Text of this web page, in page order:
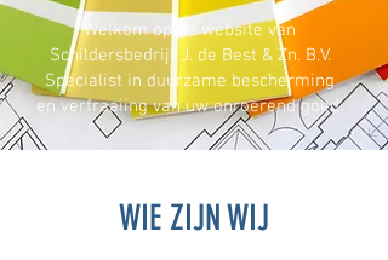
Welkom op de website van
Schildersbedrijf J. de Best & Zn. B.V.
Specialist in duurzame bescherming
en verfraaiing van uw onroerend goed.
WIE ZIJN WIJ